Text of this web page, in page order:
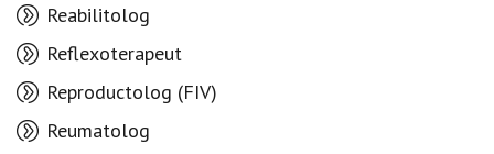
Reabilitolog
Reflexoterapeut
Reproductolog (FIV)
Reumatolog